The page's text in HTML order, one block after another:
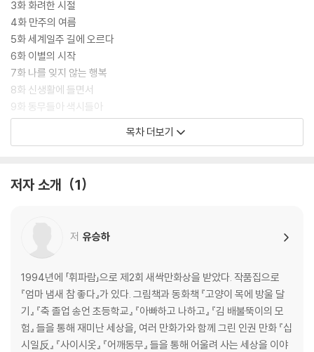
3화 화려한 시절
4화 만주의 여름
5화 세계일주 길에 오르다
6화 이별의 시작
7화 나를 잊지 않는 행복
8화 신생활에 들면서
9화 동무들아 색시들아
10화 눈물로 된 이 세상
14화 눈 덮인 들판 걸어갈 때
작가의 말
나혜석 연보
참고 자료
목차 더보기
저자 소개 1
저 유승하
1994년에 「휘파람」으로 제2회 새싹만화상을 받았다. 작품집으로
『엄마 냄새 참 좋다』가 있다. 그림책과 동화책 『고양이 목에 방울 달
기』 『축 졸업 송언 초등학교』 『아빠하고 나하고』 『김 배불뚝이의 모
험』 들을 통해 재미난 세상을, 여러 만화가와 함께 그린 인권 만화 『십
시일反』 『사이시옷』 『어깨동무』 들을 통해 어울려 사는 세상을 이야